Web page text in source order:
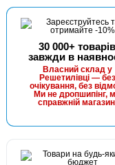
30 000+ товарів
завжди в
Власний склад у
Решетилівці — без
очікування, без
Ми не дропшипінг,
справжній